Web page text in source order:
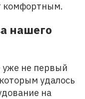
комфортным.
нашего
не первый
удалось
на